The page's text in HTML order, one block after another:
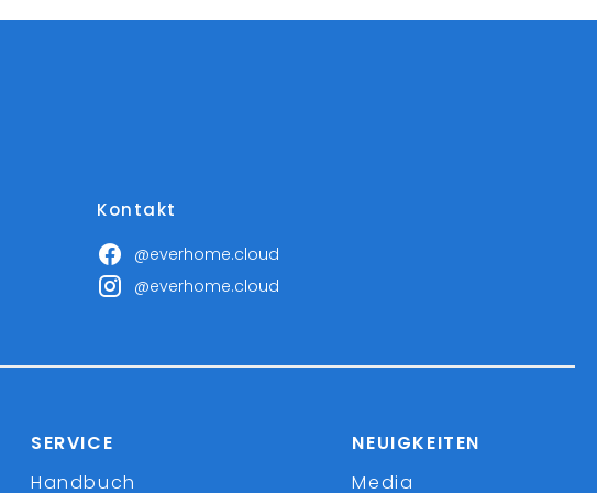
Kontakt
@everhome.cloud
@everhome.cloud
SERVICE
Handbuch
NEUIGKEITEN
Media